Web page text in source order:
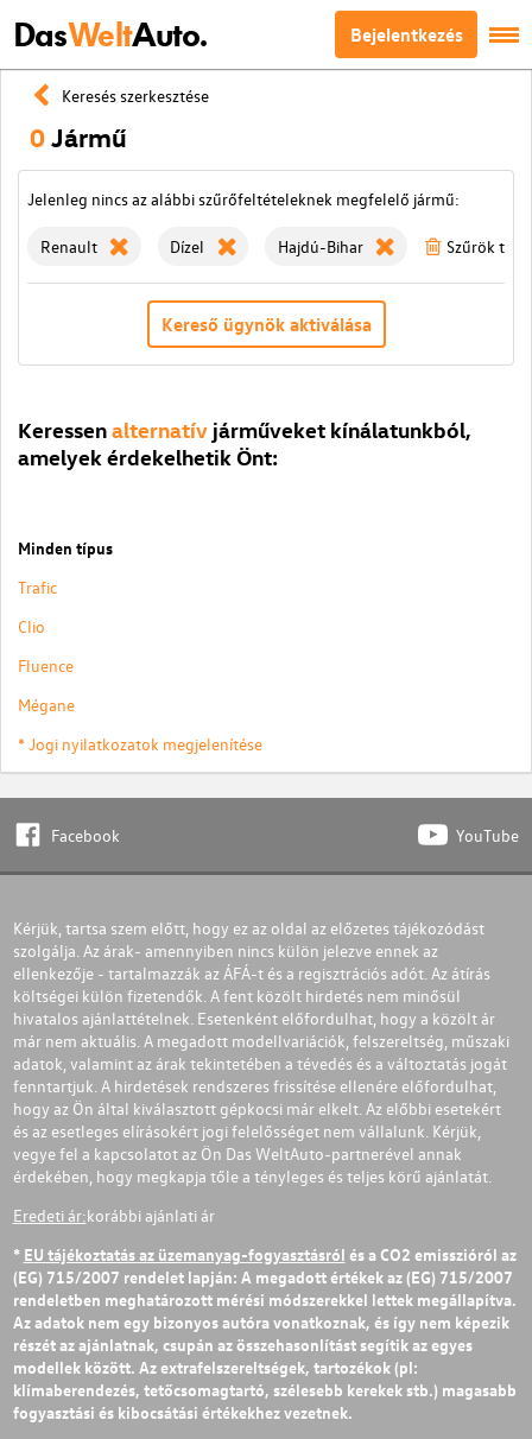
DasWeltAuto. Bejelentkezés
Keresés szerkesztése
0Jármű
Jelenleg nincs az alábbi szűrőfeltételeknek megfelelő jármű:
Renault Dízel Hajdú-Bihar Szűrök
Kereső ügynök aktiválása
Keressenalternatív járműveket kínálatunkból,
amelyek érdekelhetik Önt:
Minden típus
Trafic
Clio
Fluence
Mégane
* Jogi nyilatkozatok megjelenítése
Facebook YouTube
Kérjük, tartsa szem előtt, hogy ez az oldal az előzetes tájékozódást
szolgálja. Az árak- amennyiben nincs külön jelezve ennek az
ellenkezője - tartalmazzák az ÁFÁ-t és a regisztrációs adót. Az átírás
költségei külön fizetendők. A fent közölt hirdetés nem minősül
hivatalos ajánlattételnek. Esetenként előfordulhat, hogy a közölt ár
már nem aktuális. A megadott modellvariációk, felszereltség, műszaki
adatok, valamint az árak tekintetében a tévedés és a változtatás jogát
fenntartjuk. A hirdetések rendszeres frissítése ellenére előfordulhat,
hogy az Ön által kiválasztott gépkocsi már elkelt. Az előbbi esetekért
és az esetleges elírásokért jogi felelősséget nem vállalunk. Kérjük,
vegye fel a kapcsolatot az Ön Das WeltAuto-partnerével annak
érdekében, hogy megkapja tőle a tényleges és teljes körű ajánlatát.
Eredeti ár:korábbi ajánlati ár
* EU tájékoztatás az üzemanyag-fogyasztásról és a CO2 emisszióról az
(EG) 715/2007 rendelet lapján: A megadott értékek az (EG) 715/2007
rendeletben meghatározott mérési módszerekkel lettek megállapítva.
Az adatok nem egy bizonyos autóra vonatkoznak, és így nem képezik
részét az ajánlatnak, csupán az összehasonlítást segítik az egyes
modellek között. Az extrafelszereltségek, tartozékok (pl:
klímaberendezés, tetőcsomagtartó, szélesebb kerekek stb.) magasabb
fogyasztási és kibocsátási értékekhez vezetnek.